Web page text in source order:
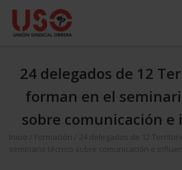
24 delegados de 12
forman en el
sobre comunicación e
Inicio Formación
24 delegados de 12
seminario técnico sobre comunicación e